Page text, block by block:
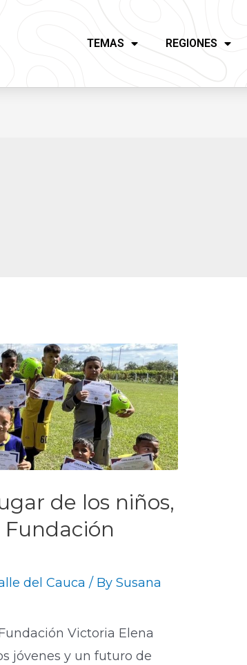
TEMAS REGIONES
de los niños,
Fundación
del Cauca / BySusana
Victoria Elena
jóvenes y un futuro de